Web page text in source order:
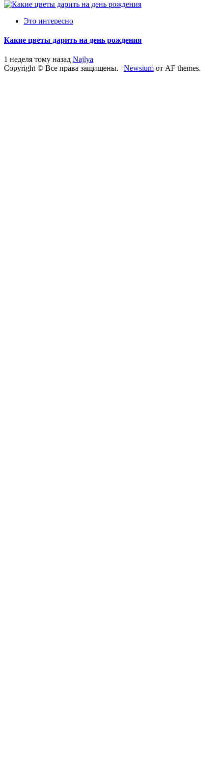
Это интересно
Какие цветы дарить на день рождения
1 неделя тому назад Najlya
Copyright © Все права защищены. | Newsium от AF themes.